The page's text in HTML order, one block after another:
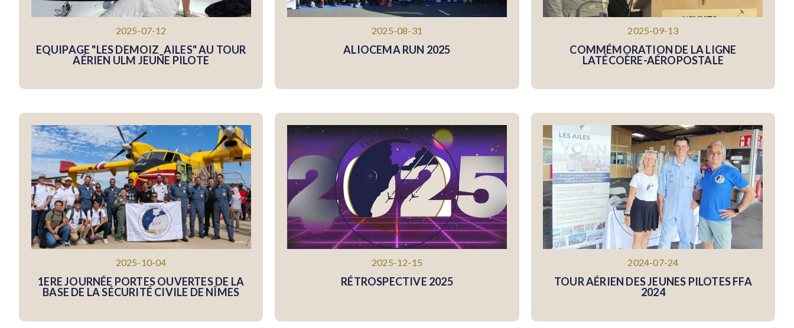
2025-07-12
EQUIPAGE "LES DEMOIZ_AILES" AU TOUR
AÉRIEN ULM JEUNE PILOTE
2025-08-31
ALIOCEMA RUN 2025
2025-09-13
COMMÉMORATION DE LA LIGNE
LATÉCOÈRE-AÉROPOSTALE
2025-10-04
1ERE JOURNÉE PORTES OUVERTES DE LA
BASE DE LA SÉCURITÉ CIVILE DE NÎMES
2025-12-15
RÉTROSPECTIVE 2025
2024-07-24
TOUR AÉRIEN DES JEUNES PILOTES FFA
2024